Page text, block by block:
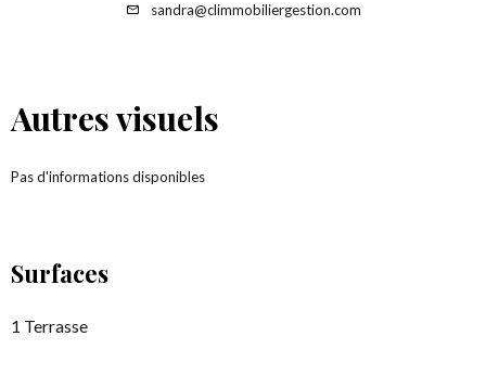
sandra@climmobiliergestion.com
Autres visuels
Pas d'informations disponibles
Surfaces
1 Terrasse